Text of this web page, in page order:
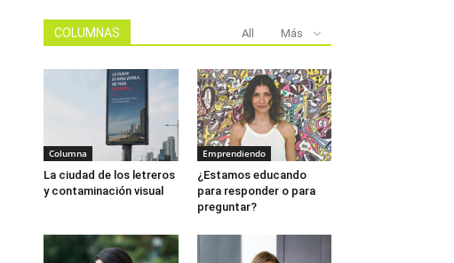
COLUMNAS All Más
Columna
La ciudad de los letreros
y contaminación visual
Emprendiendo
¿Estamos educando
para responder o para
preguntar?